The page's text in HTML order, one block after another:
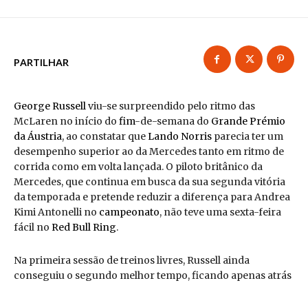
PARTILHAR
George Russellviu-se surpreendido pelo ritmo das
McLaren no início do fim-de-semana do Grande Prémio
da Áustria, ao constatar queLando Norris parecia ter um
desempenho superior ao da Mercedes tanto em ritmo de
corrida como em volta lançada. O piloto britânico da
Mercedes, que continua em busca da sua segunda vitória
da temporada e pretende reduzir a diferença para Andrea
Kimi Antonelli no campeonato, não teve uma sexta-feira
fácil no Red Bull Ring.
Na primeira sessão de treinos livres, Russell ainda
conseguiu o segundo melhor tempo, ficando apenas atrás